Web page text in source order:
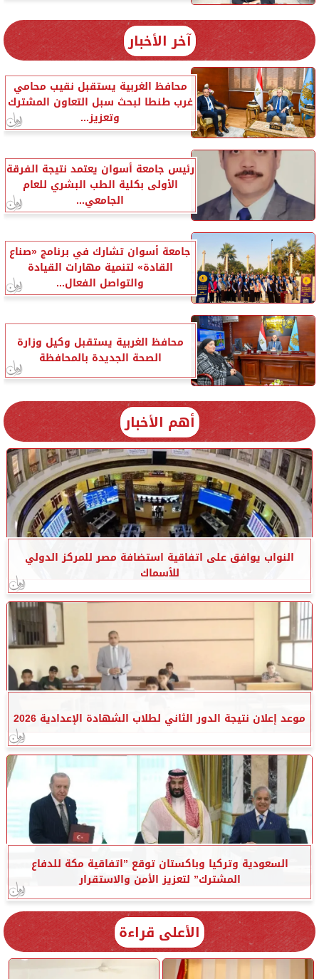
آخر الأخبار
محافظ الغربية يستقبل نقيب محامي
غرب طنطا لبحث سبل التعاون المشترك
وتعزيز...
رئيس جامعة أسوان يعتمد نتيجة الفرقة
الأولى بكلية الطب البشري للعام
الجامعي...
جامعة أسوان تشارك في برنامج «صناع
القادة» لتنمية مهارات القيادة
والتواصل الفعال...
محافظ الغربية يستقبل وكيل وزارة
الصحة الجديدة بالمحافظة
أهم الأخبار
النواب يوافق على اتفاقية استضافة مصر للمركز الدولي
للأسماك
موعد إعلان نتيجة الدور الثاني لطلاب الشهادة الإعدادية 2026
السعودية وتركيا وباكستان توقع ”اتفاقية مكة للدفاع
المشترك” لتعزيز الأمن والاستقرار
الأعلى قراءة